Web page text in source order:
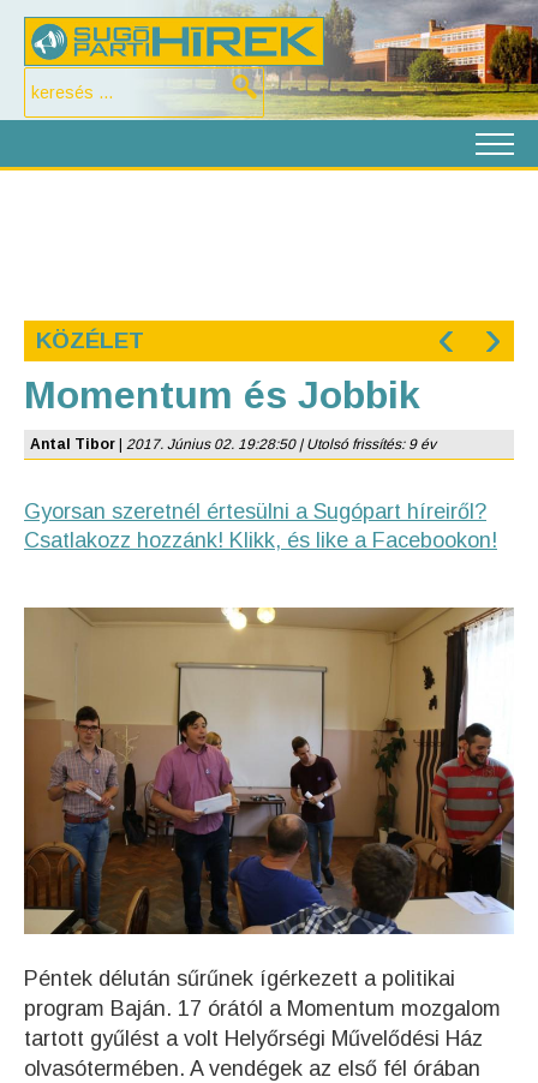
KÖZÉLET ‹ ›
Momentum és Jobbik
Antal Tibor 2017. Június 02. 19:28:50 | Utolsó frissítés: 9 év
Gyorsan szeretnél értesülni a Sugópart híreiről?
Csatlakozz hozzánk! Klikk, és like a Facebookon!
Péntek délután sűrűnek ígérkezett a politikai
program Baján. 17 órától a Momentum mozgalom
tartott gyűlést a volt Helyőrségi Művelődési Ház
olvasótermében. A vendégek az első fél órában